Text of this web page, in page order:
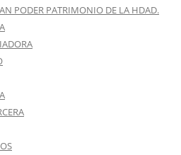
PODER PATRIMONIO DE LA HDAD.